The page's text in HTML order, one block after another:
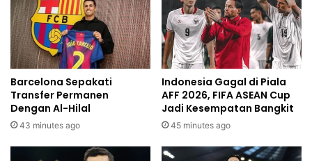
Barcelona Sepakati
Transfer Permanen
Dengan Al-Hilal
43 minutes ago
Indonesia Gagal di Piala
AFF 2026, FIFA ASEAN Cup
Jadi Kesempatan Bangkit
45 minutes ago